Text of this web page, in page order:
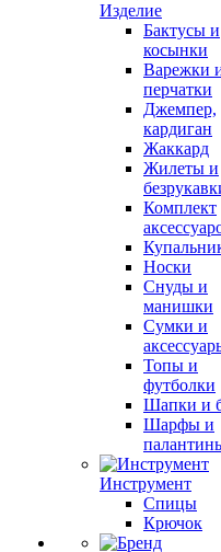
Изделие
Бактусы и
косынки
Варежки
перчатки
Джемпер,
кардиган
Жаккард
Жилеты и
Комплект
Носки
Снуды и
манишки
Сумки и
Топы и
футболки
Шапки и
Шарфы и
Инструмент
Спицы
Крючок